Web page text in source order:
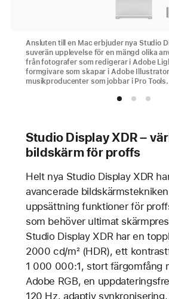
Ansluten till en Mac erbjuder nya Studio
suverän upplevelse för en mängd olika
från fotografer som redigerar i Adobe
formgivare som skapar i Adobe
musikproducenter som jobbar i Pro Tools.
Studio Display XDR –
bildskärm för proffs
Helt nya Studio Display XDR
avancerade
uppsättning funktioner för
som behöver ultimat
Studio Display XDR har en
2000 cd/m² (HDR), ett
1 000 000:1, stort färgomfång
Adobe RGB, en
120 Hz, adaptiv